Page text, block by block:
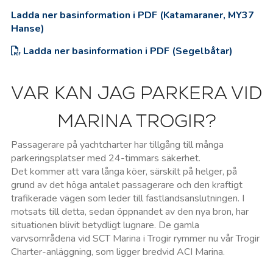
Ladda ner basinformation i PDF (Katamaraner, MY37
Hanse)
Ladda ner basinformation i PDF (Segelbåtar)
VAR KAN JAG PARKERA VID
MARINA TROGIR?
Passagerare på yachtcharter har tillgång till många
parkeringsplatser med 24-timmars säkerhet.
Det kommer att vara långa köer, särskilt på helger, på
grund av det höga antalet passagerare och den kraftigt
trafikerade vägen som leder till fastlandsanslutningen. I
motsats till detta, sedan öppnandet av den nya bron, har
situationen blivit betydligt lugnare. De gamla
varvsområdena vid SCT Marina i Trogir rymmer nu vår Trogir
Charter-anläggning, som ligger bredvid ACI Marina.